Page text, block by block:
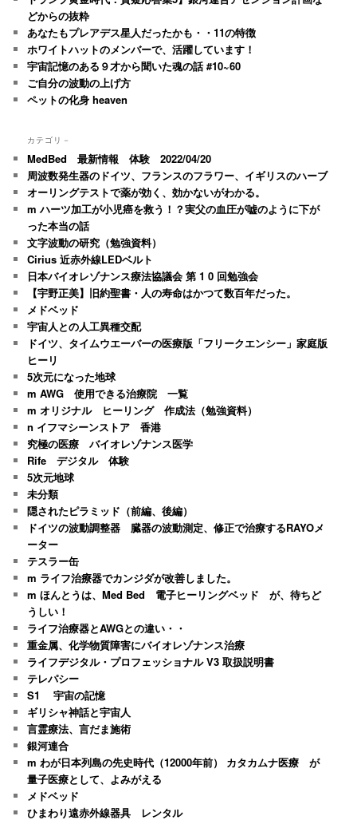
どからの抜粋
あなたもプレアデス星人だったかも・・11の特徴
ホワイトハットのメンバーで、活躍しています！
宇宙記憶のある９才から聞いた魂の話 #10~60
ご自分の波動の上げ方
ペットの化身 heaven
カテゴリ－
MedBed 最新情報 体験 2022/04/20
周波数発生器のドイツ、フランスのフラワー、イギリスのハーブ
オーリングテストで薬が効く、効かないがわかる。
m ハーツ加工が小児癌を救う！？実父の血圧が嘘のように下が
った本当の話
文字波動の研究（勉強資料）
Cirius 近赤外線LEDベルト
日本バイオレゾナンス療法協議会 第 1 0 回勉強会
【宇野正美】旧約聖書・人の寿命はかつて数百年だった。
メドベッド
宇宙人との人工異種交配
ドイツ、タイムウエーバーの医療版「フリークエンシー」家庭版
ヒーリ
5次元になった地球
m AWG 使用できる治療院 一覧
m オリジナル ヒーリング 作成法（勉強資料）
n イフマシーンストア 香港
究極の医療 バイオレゾナンス医学
Rife デジタル 体験
5次元地球
未分類
隠されたピラミッド（前編、後編）
ドイツの波動調整器 臓器の波動測定、修正で治療するRAYOメ
ーター
テスラー缶
m ライフ治療器でカンジダが改善しました。
m ほんとうは、Med Bed 電子ヒーリングベッド が、待ちど
うしい！
ライフ治療器とAWGとの違い・・
重金属、化学物質障害にバイオレゾナンス治療
ライフデジタル・プロフェッショナル V3 取扱説明書
テレパシー
S1 宇宙の記憶
ギリシャ神話と宇宙人
言霊療法、言だま施術
銀河連合
m わが日本列島の先史時代（12000年前） カタカムナ医療 が
量子医療として、よみがえる
メドベッド
ひまわり遠赤外線器具 レンタル